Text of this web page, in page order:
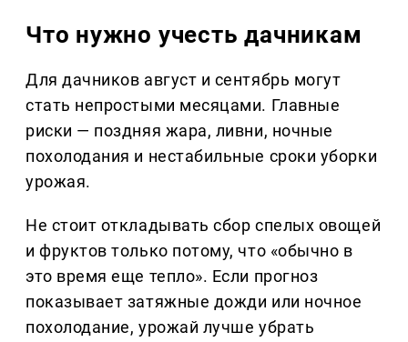
Что нужно учесть дачникам
Для дачников август и сентябрь могут
стать непростыми месяцами. Главные
риски — поздняя жара, ливни, ночные
похолодания и нестабильные сроки уборки
урожая.
Не стоит откладывать сбор спелых овощей
и фруктов только потому, что «обычно в
это время еще тепло». Если прогноз
показывает затяжные дожди или ночное
похолодание, урожай лучше убрать